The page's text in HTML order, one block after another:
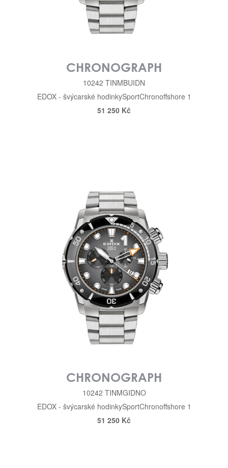
CHRONOGRAPH
10242 TINMBUIDN
EDOX - švýcarské hodinkySportChronoffshore 1
51 250 Kč
CHRONOGRAPH
10242 TINMGIDNO
EDOX - švýcarské hodinkySportChronoffshore 1
51 250 Kč